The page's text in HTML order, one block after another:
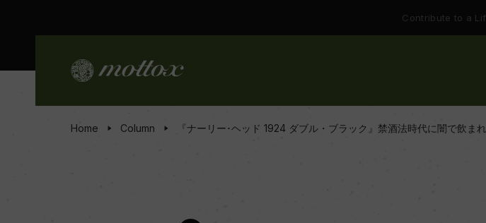
Contribute to a
Home Column 『ナーリー･ヘッド 1924 ダブル・ブラック』禁酒法時代に闇で飲ま